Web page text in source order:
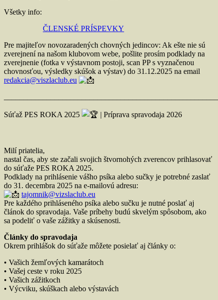
Všetky info:
ČLENSKÉ PRÍSPEVKY
Pre majiteľov novozaradených chovných jedincov: Ak ešte nie sú
zverejnení na našom klubovom webe, pošlite prosím podklady na
zverejnenie (fotka v výstavnom postoji, scan PP s vyznačenou
chovnosťou, výsledky skúšok a výstav) do 31.12.2025 na email
redakcia@viszlaclub.eu
Súťaž PES ROKA 2025 | Príprava spravodaja 2026
Milí priatelia,
nastal čas, aby ste začali svojich štvornohých zverencov prihlasovať
do súťaže PES ROKA 2025.
Podklady na prihlásenie vášho psíka alebo sučky je potrebné zaslať
do 31. decembra 2025 na e-mailovú adresu:
tajomnik@vizslaclub.eu
Pre každého prihláseného psíka alebo sučku je nutné poslať aj
článok do spravodaja. Vaše príbehy budú skvelým spôsobom, ako
sa podeliť o vaše zážitky a skúsenosti.
Články do spravodaja
Okrem prihlášok do súťaže môžete posielať aj články o:
• Vašich žemľových kamarátoch
• Vašej ceste v roku 2025
• Vašich zážitkoch
• Výcviku, skúškach alebo výstavách